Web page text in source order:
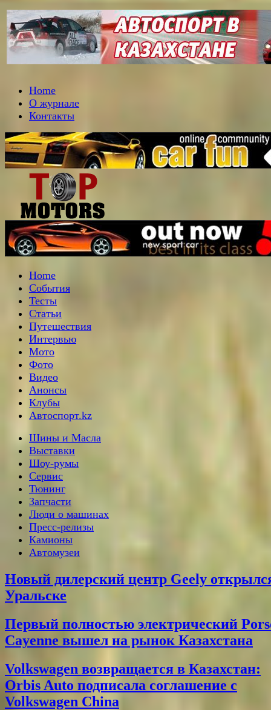
Home
О журнале
Контакты
Home
События
Тесты
Статьи
Путешествия
Интервью
Мото
Фото
Видео
Анонсы
Клубы
Автоспорт.kz
Шины и Масла
Выставки
Шоу-румы
Сервис
Тюнинг
Запчасти
Люди о машинах
Пресс-релизы
Камионы
Автомузеи
Новый дилерский центр Geely
Уральске
Первый полностью электрический
Cayenne вышел на рынок Казахстана
Volkswagen возвращается в Казахстан:
Orbis Auto подписала соглашение с
Volkswagen China